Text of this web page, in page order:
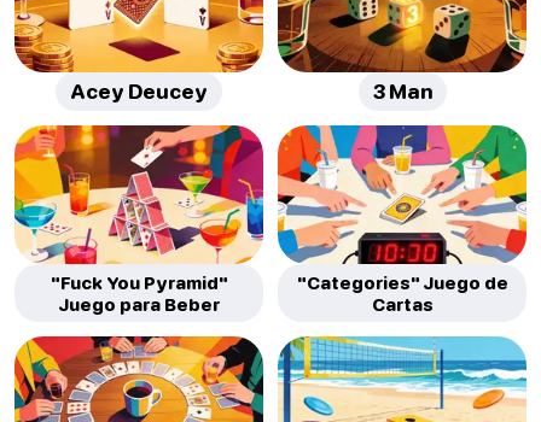
Acey Deucey 3 Man
"Fuck You Pyramid"
Juego para Beber
"Categories" Juego de
Cartas